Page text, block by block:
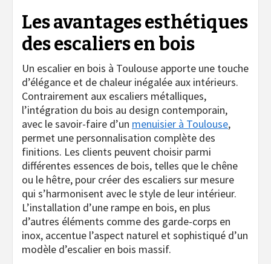
Les avantages esthétiques
des escaliers en bois
Un escalier en bois à Toulouse apporte une touche
d’élégance et de chaleur inégalée aux intérieurs.
Contrairement aux escaliers métalliques,
l’intégration du bois au design contemporain,
avec le savoir-faire d’un menuisier à Toulouse,
permet une personnalisation complète des
finitions. Les clients peuvent choisir parmi
différentes essences de bois, telles que le chêne
ou le hêtre, pour créer des escaliers sur mesure
qui s’harmonisent avec le style de leur intérieur.
L’installation d’une rampe en bois, en plus
d’autres éléments comme des garde-corps en
inox, accentue l’aspect naturel et sophistiqué d’un
modèle d’escalier en bois massif.